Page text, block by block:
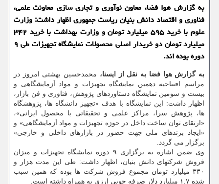
به گزارش هوا فضا، معاون نوآوری و تجاری سازی معاونت علمی،
فناوری و اقتصاد دانش بنیان ریاست جمهوری اظهار داشت: وزارت
علوم با خرید ۵۹۵ میلیارد تومان و وزارت بهداشت با خرید ۳۴۲
میلیارد تومان دو خریدار اصلی محصولات نمایشگاه تجهیزات طی ۹
دوره بوده اند.
به گزارش هوا فضا به نقل از ایسنا، محمدحسین بهشتی امروز در
مراسم افتتاحیه دهمین نمایشگاه تجهیزات و مواد آزمایشگاهی و
بیست و سومین نمایشگاه دستاوردهای پژوهش، فناوری و فن بازار،
اظهار داشت: این نمایشگاه با هدف «تجهیز دانشگاه ها، پژوهشگاه
ها، پژوهش سرا، مراکز علمی و تحقیقاتی با محصول ایرانی»،
«ارتقای توان ساخت داخل در حوزه تجهیزات و مواد آزمایشگاهی» و
«ایجاد برندهای ملی جهت حضور در بازارهای داخلی و خارجی»
برگزار می گردد.
وی ضمن اشاره به برگزاری ۹ دوره نمایشگاه تجهیزات و میزان
فروش شرکتهای دانش بنیان، اظهار داشت: طی این مدت هزار و
۳۳۰ میلیارد تومان مجموع فروش شرکت ها بوده که همین سبب
شده ۱.۷ میلیارد دلار صرفه جویی ارزی به همراه داشته است.